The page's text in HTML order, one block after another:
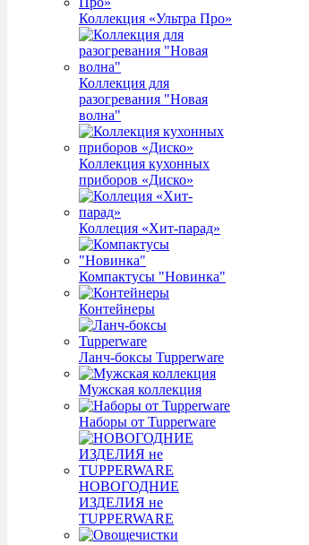
Коллекция «Ультра Про»
Коллекция для
разогревания "Новая
волна"
Коллекция кухонных
приборов «Диско»
Коллеция «Хит-парад»
Компактусы "Новинка"
Контейнеры
Ланч-боксы Tupperware
Мужская коллекция
Наборы от Tupperware
НОВОГОДНИЕ
ИЗДЕЛИЯ не
TUPPERWARE